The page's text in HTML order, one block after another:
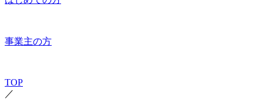
事業主の方
TOP
／